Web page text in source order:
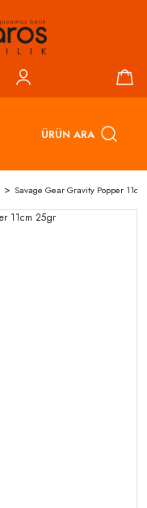
ÜRÜN ARA
Savage Gear Gravity Popper